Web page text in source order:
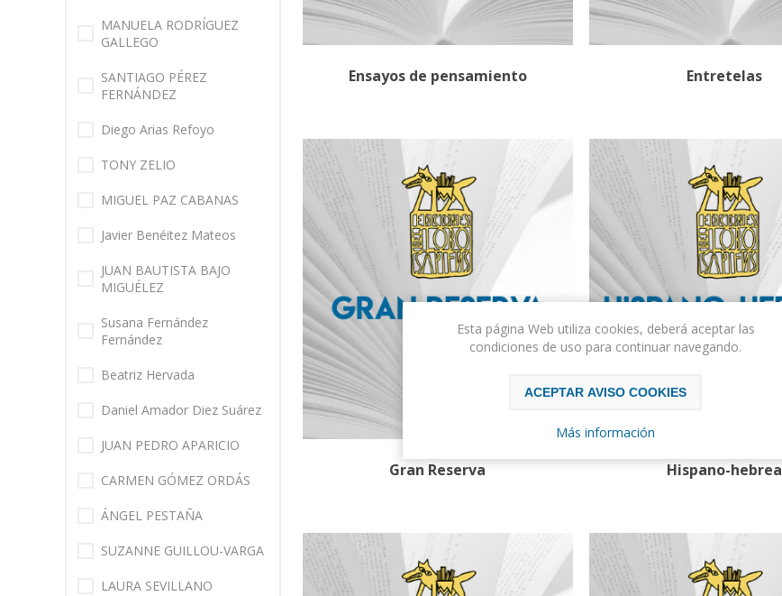
Ensayos de pensamiento Entretelas
Gran Reserva Hispano-hebrea
MANUELA RODRÍGUEZ
GALLEGO
SANTIAGO PÉREZ
FERNÁNDEZ
Diego Arias Refoyo
TONY ZELIO
MIGUEL PAZ CABANAS
Javier Benéitez Mateos
JUAN BAUTISTA BAJO
MIGUÉLEZ
Susana Fernández
Fernández
Beatriz Hervada
Daniel Amador Diez Suárez
JUAN PEDRO APARICIO
CARMEN GÓMEZ ORDÁS
ÁNGEL PESTAÑA
SUZANNE GUILLOU-VARGA
LAURA SEVILLANO
Esta página Web utiliza cookies, deberá aceptar las
condiciones de uso para continuar navegando.
ACEPTAR AVISO COOKIES
Más información